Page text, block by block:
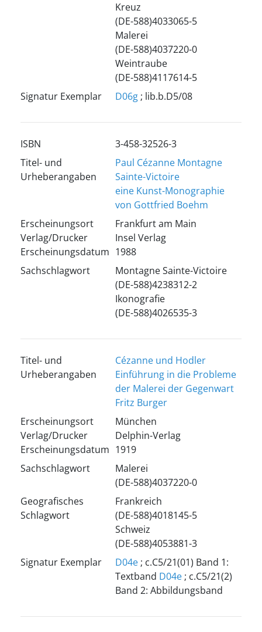
Kreuz
(DE-588)4033065-5
Malerei
(DE-588)4037220-0
Weintraube
(DE-588)4117614-5
Signatur Exemplar
D06g; lib.b.D5/08
ISBN
3-458-32526-3
Titel- und
Urheberangaben
Paul Cézanne Montagne
Sainte-Victoire
eine Kunst-Monographie
von Gottfried Boehm
Erscheinungsort
Verlag/Drucker
Erscheinungsdatum
Frankfurt am Main
Insel Verlag
1988
Sachschlagwort
Montagne Sainte-Victoire
(DE-588)4238312-2
Ikonografie
(DE-588)4026535-3
Titel- und
Urheberangaben
Cézanne und Hodler
Einführung in die Probleme
der Malerei der Gegenwart
Fritz Burger
Erscheinungsort
Verlag/Drucker
Erscheinungsdatum
München
Delphin-Verlag
1919
Sachschlagwort
Malerei
(DE-588)4037220-0
Geografisches
Schlagwort
Frankreich
(DE-588)4018145-5
Schweiz
(DE-588)4053881-3
Signatur Exemplar
D04e; c.C5/21(01) Band 1:
Textband D04e; c.C5/21(2)
Band 2: Abbildungsband